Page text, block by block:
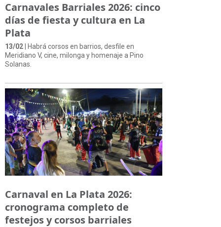
Carnavales Barriales 2026: cinco
días de fiesta y cultura en La
Plata
13/02 | Habrá corsos en barrios, desfile en
Meridiano V, cine, milonga y homenaje a Pino
Solanas.
Carnaval en La Plata 2026:
cronograma completo de
festejos y corsos barriales